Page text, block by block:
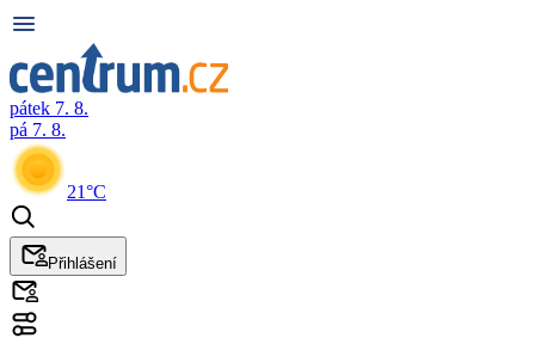
pátek 7. 8.
pá 7. 8.
21°C
Přihlášení